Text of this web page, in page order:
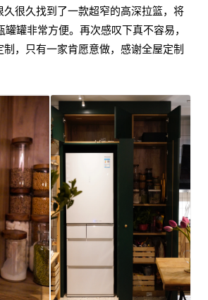
很久找到了一款超窄的高深拉篮，将
罐非常方便。再次感叹下真不容易，
制，只有一家肯愿意做，感谢全屋定制